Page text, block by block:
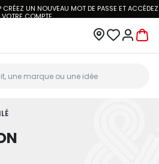
UN NOUVEAU MOT DE PASSE ET ACCÉDEZ
VOTRE COMPTE.